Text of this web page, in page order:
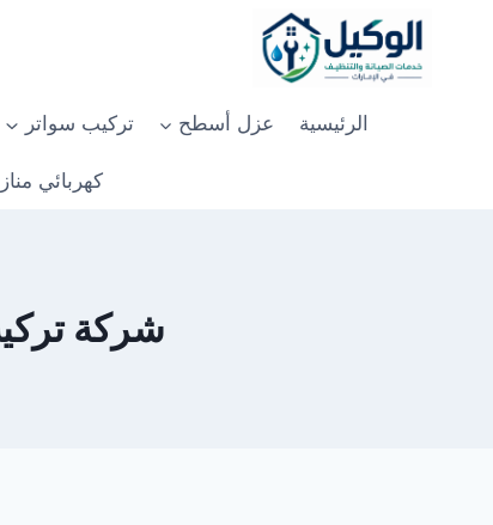
الرئيسية عزل أسطح تركيب سواتر
كهربائي
شركة تركيب